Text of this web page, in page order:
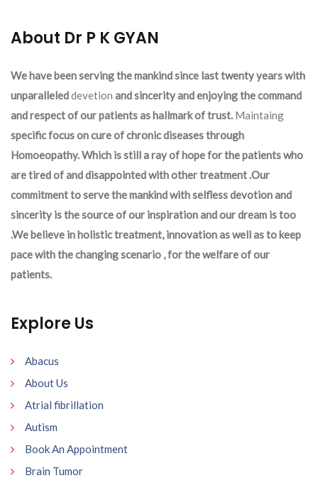
About Dr P K GYAN
We have been serving the mankind since last twenty years with
unparalleleddevetion and sincerity and enjoying the command
and respect of our patients as hallmark of trust. Maintaing
specific focus on cure of chronic diseases through
Homoeopathy. Which is still a ray of hope for the patients who
are tired of and disappointed with other treatment .Our
commitment to serve the mankind with selfless devotion and
sincerity is the source of our inspiration and our dream is too
.We believe in holistic treatment, innovation as well as to keep
pace with the changing scenario , for the welfare of our
patients.
Explore Us
Abacus
About Us
Atrial fibrillation
Autism
Book An Appointment
Brain Tumor